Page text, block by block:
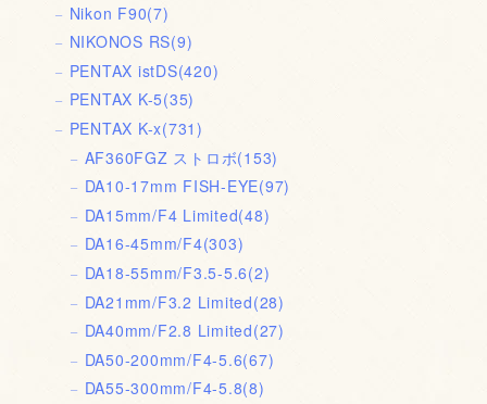
Nikon F90(7)
NIKONOS RS(9)
PENTAX istDS(420)
PENTAX K-5(35)
PENTAX K-x(731)
AF360FGZ ストロボ(153)
DA10-17mm FISH-EYE(97)
DA15mm/F4 Limited(48)
DA16-45mm/F4(303)
DA18-55mm/F3.5-5.6(2)
DA21mm/F3.2 Limited(28)
DA40mm/F2.8 Limited(27)
DA50-200mm/F4-5.6(67)
DA55-300mm/F4-5.8(8)